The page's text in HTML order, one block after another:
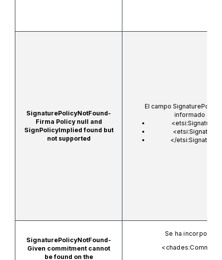
SignaturePolicyNotFound-
Firma Policy null and
SignPolicyImplied found but
not supported
El campo
informado o en
</
SignaturePolicyNotFound-
Given commitment cannot
be found on the
Se ha